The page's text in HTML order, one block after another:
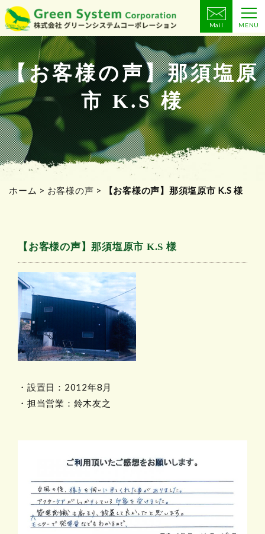
コ
ン
テ
ン
ツ
へ
ス
キ
ッ
プ
Mail MENU
【お客様の声】那須塩原
市 K.S 様
ホーム > お客様の声 > 【お客様の声】那須塩原市 K.S 様
【お客様の声】那須塩原市 K.S 様
・設置日：2012年8月
・担当営業：鈴木友之